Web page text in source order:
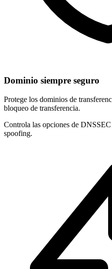
Dominio siempre seguro
Protege los dominios de
bloqueo de transferencia.
Controla las opciones de DNSSEC
spoofing.